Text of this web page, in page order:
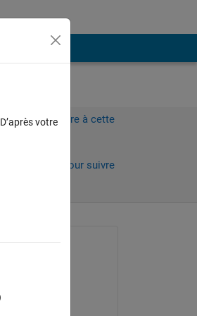
pour répondre à cette
vous pour suivre
kishi
votre